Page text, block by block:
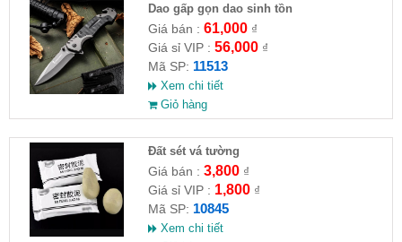
Dao gấp gọn dao sinh tồn
Giá bán : 61,000₫
Giá sỉ VIP : 56,000₫
Mã SP: 11513
Xem chi tiết
Giỏ hàng
Đất sét vá tường
Giá bán : 3,800₫
Giá sỉ VIP : 1,800₫
Mã SP: 10845
Xem chi tiết